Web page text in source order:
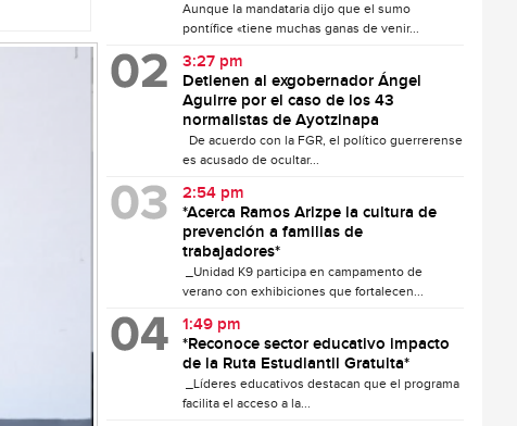
Aunque la mandataria dijo que el sumo
pontífice «tiene muchas ganas de venir...
3:27 pm
Detienen al exgobernador Ángel
Aguirre por el caso de los 43
normalistas de Ayotzinapa
De acuerdo con la FGR, el político guerrerense
es acusado de ocultar...
2:54 pm
*Acerca Ramos Arizpe la cultura de
prevención a familias de
trabajadores*
_Unidad K9 participa en campamento de
verano con exhibiciones que fortalecen...
1:49 pm
*Reconoce sector educativo impacto
de la Ruta Estudiantil Gratuita*
_Líderes educativos destacan que el programa
facilita el acceso a la...